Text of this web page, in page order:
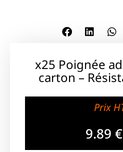
x25 Poignée
carton –
Prix
9.89 €